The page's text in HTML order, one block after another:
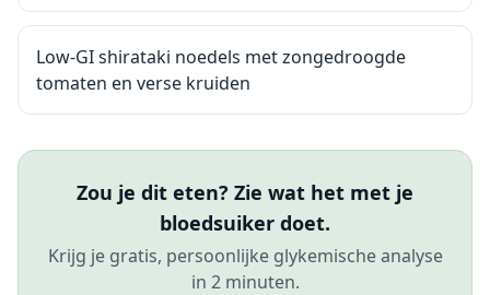
Low-GI shirataki noedels met zongedroogde
tomaten en verse kruiden
Zou je dit eten? Zie wat het met je
bloedsuiker doet.
Krijg je gratis, persoonlijke glykemische analyse
in 2 minuten.